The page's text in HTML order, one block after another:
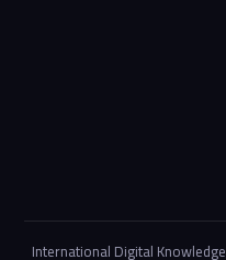
© 2026 جميع الحقوق محفوظة لشركة International Digital Knowledge